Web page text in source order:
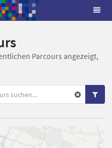
Parcours angezeigt,